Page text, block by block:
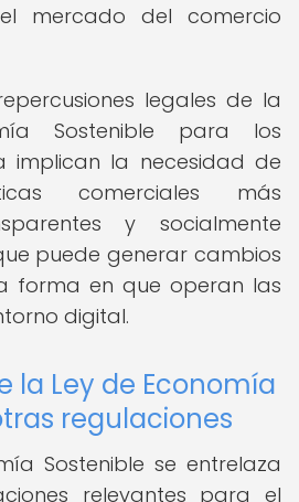
mercado del comercio
legales de la
Sostenible para los
implican la necesidad de
comerciales más
y socialmente
puede generar cambios
forma en que operan las
digital.
la Ley de Economía
regulaciones
Sostenible se entrelaza
relevantes para el